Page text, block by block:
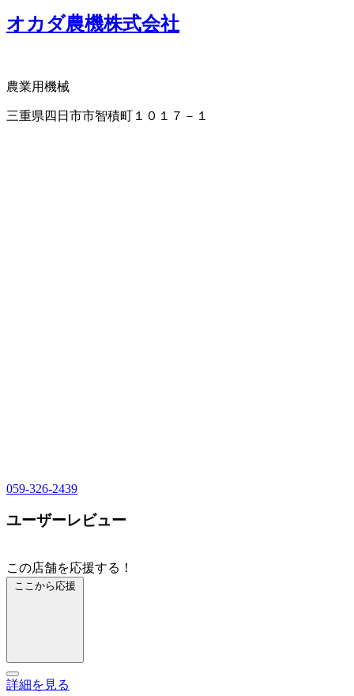
オカダ農機株式会社
農業用機械
三重県四日市市智積町１０１７－１
059-326-2439
ユーザーレビュー
この店舗を応援する！
ここから応援
詳細を見る